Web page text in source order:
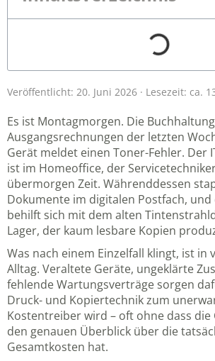
Veröffentlicht: 20. Juni 2026 · Lesezeit: ca.
Es ist Montagmorgen. Die
Ausgangsrechnungen der letzten
Gerät meldet einen Toner-Fehler. Der
ist im Homeoffice, der
übermorgen Zeit. Währenddessen
Dokumente im digitalen Postfach, und
behilft sich mit dem alten
Lager, der kaum lesbare Kopien
Was nach einem Einzelfall klingt, ist in
Alltag. Veraltete Geräte, ungeklärte
fehlende Wartungsverträge sorgen
Druck- und Kopiertechnik zum
Kostentreiber wird – oft ohne dass
den genauen Überblick über die
Gesamtkosten hat.